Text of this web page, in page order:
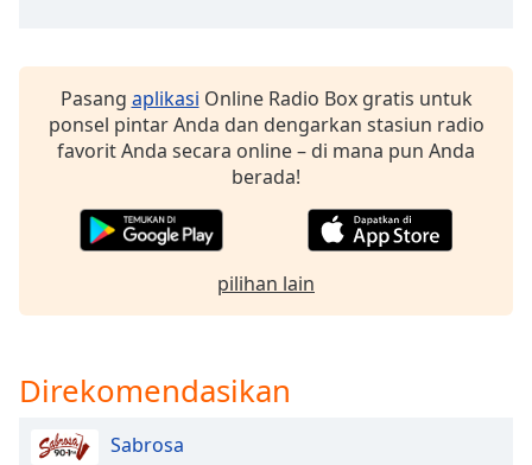
Size
Done
Modal
Dialog
Pasang aplikasi Online Radio Box gratis untuk
ponsel pintar Anda dan dengarkan stasiun radio
favorit Anda secara online – di mana pun Anda
berada!
pilihan lain
Direkomendasikan
Sabrosa